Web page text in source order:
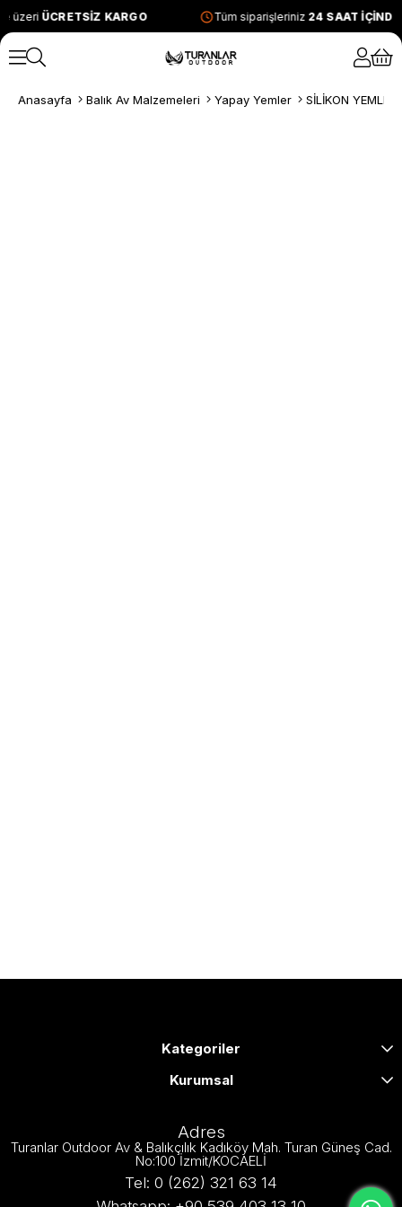
üzeriÜCRETSİZ KARGO Tüm siparişleriniz24 SAAT İÇİNDE
Anasayfa Balık Av Malzemeleri Yapay Yemler SİLİKON YEMLER
Kategoriler
Kurumsal
Adres
Turanlar Outdoor Av & Balıkçılık Kadıköy Mah. Turan Güneş Cad.
No:100 İzmit/KOCAELİ
Tel: 0 (262) 321 63 14